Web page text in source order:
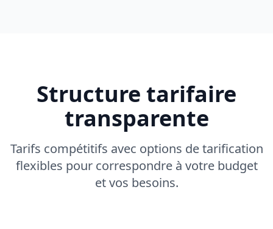
Structure tarifaire
transparente
Tarifs compétitifs avec options de tarification
flexibles pour correspondre à votre budget
et vos besoins.